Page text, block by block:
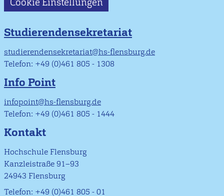
Studierendensekretariat
studierendensekretariat@hs-flensburg.de
Telefon: +49 (0)461 805 - 1308
Info Point
infopoint@hs-flensburg.de
Telefon: +49 (0)461 805 - 1444
Kontakt
Hochschule Flensburg
Kanzleistraße 91–93
24943 Flensburg
Telefon: +49 (0)461 805 - 01